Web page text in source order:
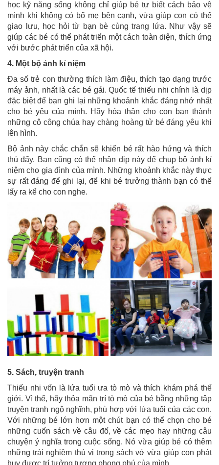
học kỹ năng sống không chỉ giúp bé tự biết cách bảo vệ
mình khi không có bố mẹ bên cạnh, vừa giúp con có thể
giao lưu, học hỏi từ bạn bè cùng trang lứa. Như vậy sẽ
giúp các bé có thể phát triển một cách toàn diện, thích ứng
với bước phát triển của xã hội.
4. Một bộ ảnh kỉ niệm
Đa số trẻ con thường thích làm điệu, thích tạo dạng trước
máy ảnh, nhất là các bé gái. Quốc tế thiếu nhi chính là dịp
đặc biệt để bạn ghi lại những khoảnh khắc đáng nhớ nhất
cho bé yêu của mình. Hãy hóa thân cho con bạn thành
những cô công chúa hay chàng hoàng tử bé đáng yêu khi
lên hình.
Bộ ảnh này chắc chắn sẽ khiến bé rất hào hứng và thích
thú đấy. Bạn cũng có thể nhân dịp này để chụp bộ ảnh kỉ
niệm cho gia đình của mình. Những khoảnh khắc này thực
sự rất đáng để ghi lại, để khi bé trưởng thành bạn có thể
lấy ra kể cho con nghe.
5. Sách, truyện tranh
Thiếu nhi vốn là lứa tuổi ưa tò mò và thích khám phá thế
giới. Vì thế, hãy thỏa mãn trí tò mò của bé bằng những tập
truyện tranh ngộ nghĩnh, phù hợp với lứa tuổi của các con.
Với những bé lớn hơn một chút bạn có thể chọn cho bé
những cuốn sách về câu đố, về các mẹo hay những câu
chuyện ý nghĩa trong cuộc sống. Nó vừa giúp bé có thêm
những trải nghiệm thú vị trong sách vở vừa giúp con phát
huy được trí tưởng tượng phong phú của mình.